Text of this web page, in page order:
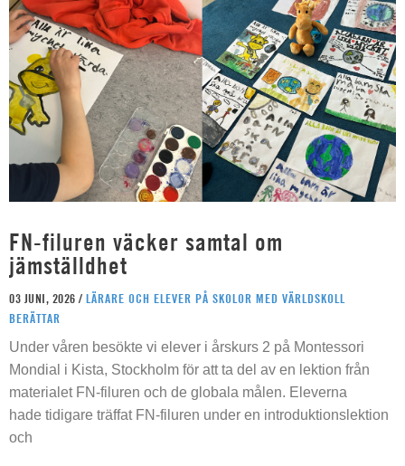
FN-filuren väcker samtal om
jämställdhet
03 JUNI, 2026 / LÄRARE OCH ELEVER PÅ SKOLOR MED VÄRLDSKOLL
BERÄTTAR
Under våren besökte vi elever i årskurs 2 på Montessori
Mondial i Kista, Stockholm för att ta del av en lektion från
materialet FN-filuren och de globala målen. Eleverna
hade tidigare träffat FN-filuren under en introduktionslektion
och